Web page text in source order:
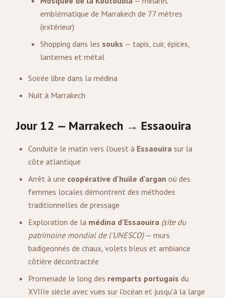
emblématique de Marrakech de 77 mètres
(extérieur)
Shopping dans les souks — tapis, cuir, épices,
lanternes et métal
Soirée libre dans la médina
Nuit à Marrakech
Jour 12 — Marrakech → Essaouira
Conduite le matin vers l'ouest à Essaouira sur la
côte atlantique
Arrêt à une coopérative d'huile d'argan où des
femmes locales démontrent des méthodes
traditionnelles de pressage
Exploration de la médina d'Essaouira (site du
patrimoine mondial de l'UNESCO)— murs
badigeonnés de chaux, volets bleus et ambiance
côtière décontractée
Promenade le long des remparts portugais du
XVIIIe siècle avec vues sur l'océan et jusqu'à la large